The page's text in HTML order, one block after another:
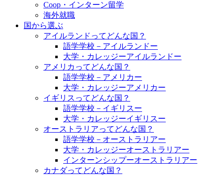
Coop・インターン留学
海外就職
国から選ぶ
アイルランドってどんな国？
語学学校－アイルランドー
大学・カレッジーアイルランドー
アメリカってどんな国？
語学学校－アメリカー
大学・カレッジーアメリカー
イギリスってどんな国？
語学学校－イギリスー
大学・カレッジーイギリスー
オーストラリアってどんな国？
語学学校－オーストラリアー
大学・カレッジーオーストラリアー
インターンシップーオーストラリアー
カナダってどんな国？